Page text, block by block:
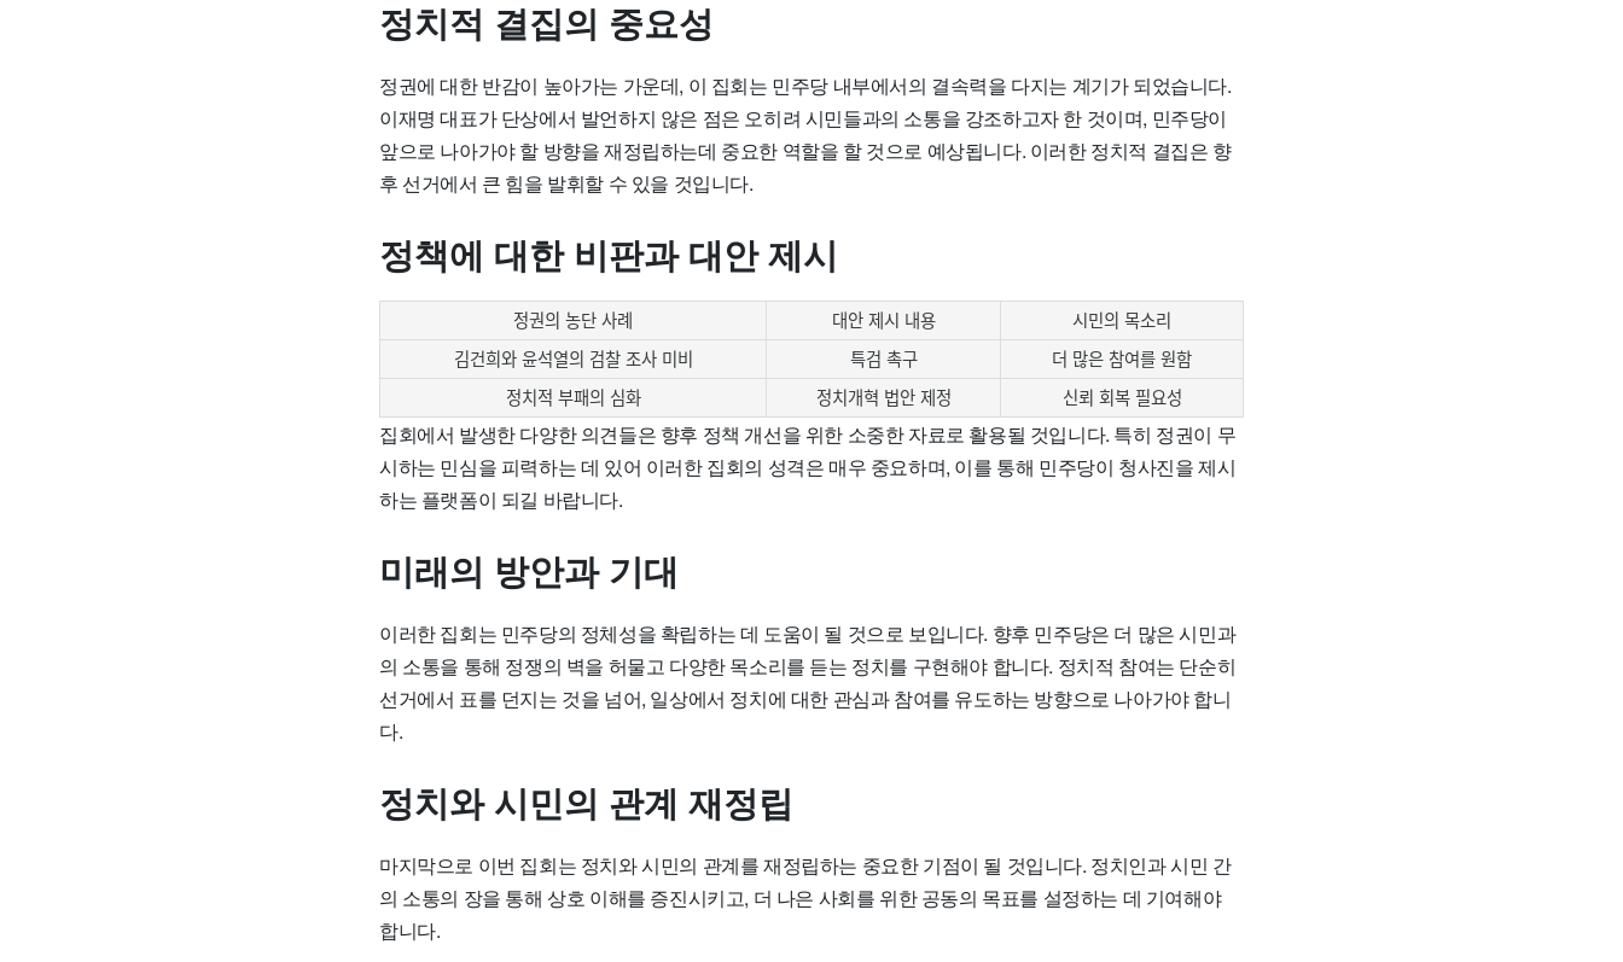
정치적 결집의 중요성
정권에 대한 반감이 높아가는 가운데, 이 집회는 민주당 내부에서의 결속력을 다지는 계기가 되었습니다.
이재명 대표가 단상에서 발언하지 않은 점은 오히려 시민들과의 소통을 강조하고자 한 것이며, 민주당이
앞으로 나아가야 할 방향을 재정립하는데 중요한 역할을 할 것으로 예상됩니다. 이러한 정치적 결집은 향
후 선거에서 큰 힘을 발휘할 수 있을 것입니다.
정책에 대한 비판과 대안 제시
정권의 농단 사례 대안 제시 내용
시민의 목소리
김건희와 윤석열의 검찰 조사 미비
특검 촉구
더 많은 참여를 원함
정치적 부패의 심화
정치개혁 법안 제정 신뢰 회복 필요성
집회에서 발생한 다양한 의견들은 향후 정책 개선을 위한 소중한 자료로 활용될 것입니다. 특히 정권이 무
시하는 민심을 피력하는 데 있어 이러한 집회의 성격은 매우 중요하며, 이를 통해 민주당이 청사진을 제시
하는 플랫폼이 되길 바랍니다.
미래의 방안과 기대
이러한 집회는 민주당의 정체성을 확립하는 데 도움이 될 것으로 보입니다. 향후 민주당은 더 많은 시민과
의 소통을 통해 정쟁의 벽을 허물고 다양한 목소리를 듣는 정치를 구현해야 합니다. 정치적 참여는 단순히
선거에서 표를 던지는 것을 넘어, 일상에서 정치에 대한 관심과 참여를 유도하는 방향으로 나아가야 합니
다.
정치와 시민의 관계 재정립
마지막으로 이번 집회는 정치와 시민의 관계를 재정립하는 중요한 기점이 될 것입니다. 정치인과 시민 간
의 소통의 장을 통해 상호 이해를 증진시키고, 더 나은 사회를 위한 공동의 목표를 설정하는 데 기여해야
합니다.